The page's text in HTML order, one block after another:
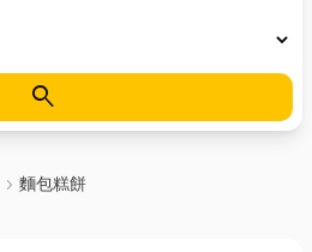
search
chevron_right 麵包糕餅